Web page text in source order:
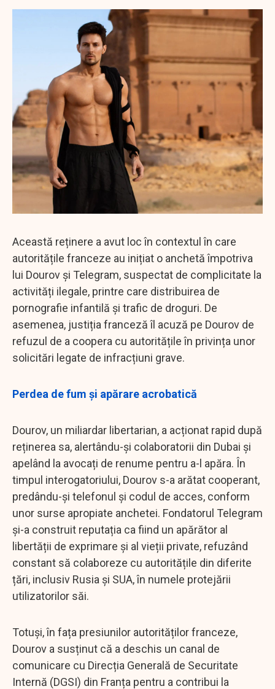
Această reținere a avut loc în contextul în care
autoritățile franceze au inițiat o anchetă împotriva
lui Dourov și Telegram, suspectat de complicitate la
activități ilegale, printre care distribuirea de
pornografie infantilă și trafic de droguri. De
asemenea, justiția franceză îl acuză pe Dourov de
refuzul de a coopera cu autoritățile în privința unor
solicitări legate de infracțiuni grave.
Perdea de fum și apărare acrobatică
Dourov, un miliardar libertarian, a acționat rapid după
reținerea sa, alertându-și colaboratorii din Dubai și
apelând la avocați de renume pentru a-l apăra. În
timpul interogatoriului, Dourov s-a arătat cooperant,
predându-și telefonul și codul de acces, conform
unor surse apropiate anchetei. Fondatorul Telegram
și-a construit reputația ca fiind un apărător al
libertății de exprimare și al vieții private, refuzând
constant să colaboreze cu autoritățile din diferite
țări, inclusiv Rusia și SUA, în numele protejării
utilizatorilor săi.
Totuși, în fața presiunilor autorităților franceze,
Dourov a susținut că a deschis un canal de
comunicare cu Direcția Generală de Securitate
Internă (DGSI) din Franța pentru a contribui la